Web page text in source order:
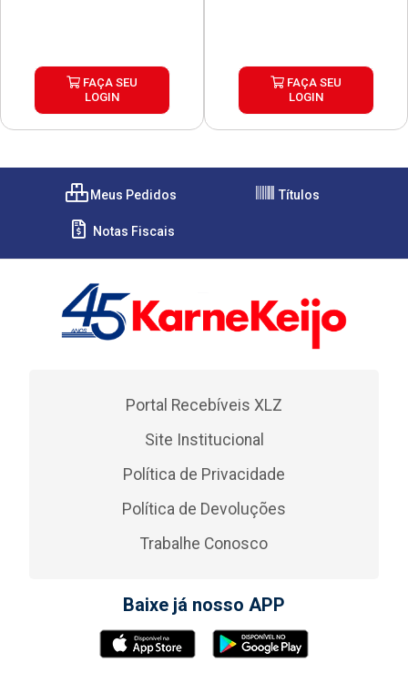
FAÇA SEU
LOGIN
FAÇA SEU
LOGIN
Meus Pedidos Títulos
Notas Fiscais
Portal Recebíveis XLZ
Site Institucional
Política de Privacidade
Política de Devoluções
Trabalhe Conosco
Baixe já nosso APP